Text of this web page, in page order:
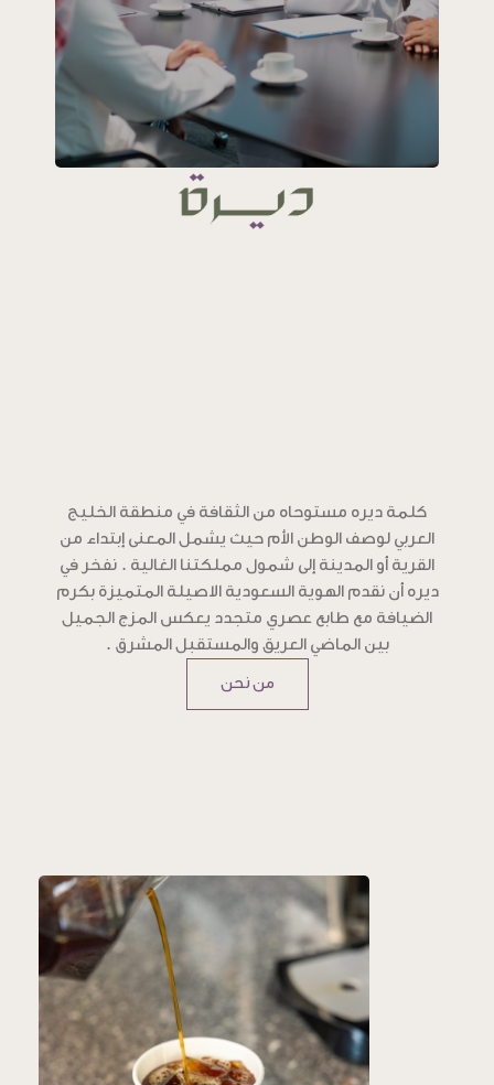
كلمة ديره مستوحاه من الثقافة في منطقة الخليج
العربي لوصف الوطن الأم حيث يشمل المعنى إبتداء من
القرية أو المدينة إلى شمول مملكتنا الغالية . نفخر في
ديره أن نقدم الهوية السعودية الاصيلة المتميزة بكرم
الضيافة مع طابع عصري متجدد يعكس المزج الجميل
بين الماضي العريق والمستقبل المشرق .
من نحن